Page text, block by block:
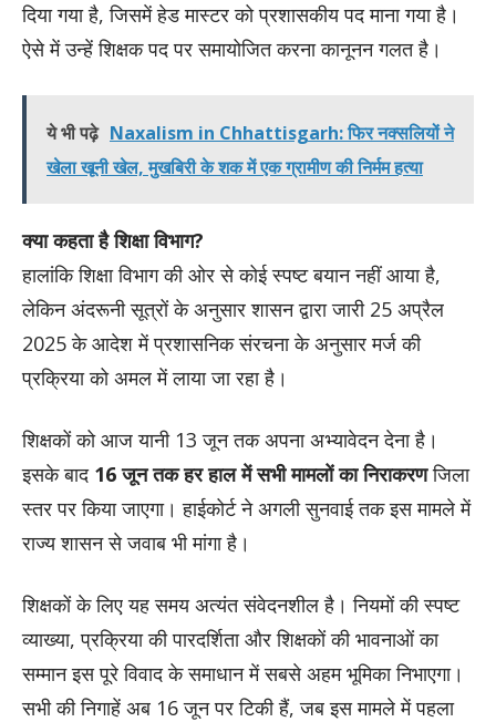
दिया गया है, जिसमें हेड मास्टर को प्रशासकीय पद माना गया है।
ऐसे में उन्हें शिक्षक पद पर समायोजित करना कानूनन गलत है।
ये भी पढ़े Naxalism in Chhattisgarh: फिर नक्सलियों ने
खेला खूनी खेल, मुखबिरी के शक में एक ग्रामीण की निर्मम हत्या
क्या कहता है शिक्षा विभाग?
हालांकि शिक्षा विभाग की ओर से कोई स्पष्ट बयान नहीं आया है,
लेकिन अंदरूनी सूत्रों के अनुसार शासन द्वारा जारी 25 अप्रैल
2025 के आदेश में प्रशासनिक संरचना के अनुसार मर्ज की
प्रक्रिया को अमल में लाया जा रहा है।
शिक्षकों को आज यानी 13 जून तक अपना अभ्यावेदन देना है।
इसके बाद 16 जून तक हर हाल में सभी मामलों का निराकरणजिला
स्तर पर किया जाएगा। हाईकोर्ट ने अगली सुनवाई तक इस मामले में
राज्य शासन से जवाब भी मांगा है।
शिक्षकों के लिए यह समय अत्यंत संवेदनशील है। नियमों की स्पष्ट
व्याख्या, प्रक्रिया की पारदर्शिता और शिक्षकों की भावनाओं का
सम्मान इस पूरे विवाद के समाधान में सबसे अहम भूमिका निभाएगा।
सभी की निगाहें अब 16 जून पर टिकी हैं, जब इस मामले में पहला